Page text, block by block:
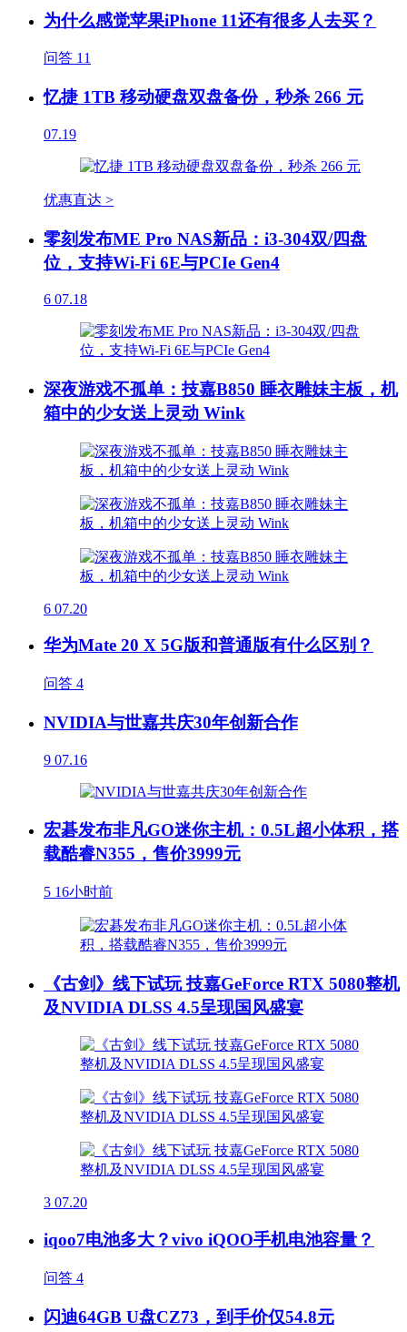
为什么感觉苹果iPhone 11还有很多人去买？
问答 11
忆捷 1TB 移动硬盘双盘备份，秒杀 266 元
07.19
优惠直达 >
零刻发布ME Pro NAS新品：i3-304双/四盘
位，支持Wi-Fi 6E与PCIe Gen4
6 07.18
深夜游戏不孤单：技嘉B850 睡衣雕妹主板，机
箱中的少女送上灵动 Wink
6 07.20
华为Mate 20 X 5G版和普通版有什么区别？
问答 4
NVIDIA与世嘉共庆30年创新合作
9 07.16
宏碁发布非凡GO迷你主机：0.5L超小体积，搭
载酷睿N355，售价3999元
5 16小时前
《古剑》线下试玩 技嘉GeForce RTX 5080整机
及NVIDIA DLSS 4.5呈现国风盛宴
3 07.20
iqoo7电池多大？vivo iQOO手机电池容量？
问答 4
闪迪64GB U盘CZ73，到手价仅54.8元